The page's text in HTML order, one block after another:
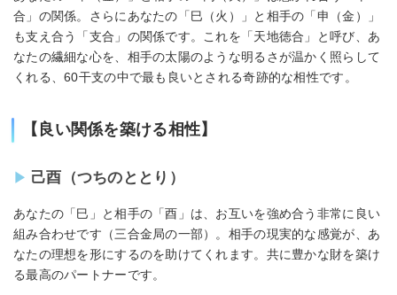
合」の関係。さらにあなたの「巳（火）」と相手の「申（金）」
も支え合う「支合」の関係です。これを「天地徳合」と呼び、あ
なたの繊細な心を、相手の太陽のような明るさが温かく照らして
くれる、60干支の中で最も良いとされる奇跡的な相性です。
【良い関係を築ける相性】
己酉（つちのととり）
あなたの「巳」と相手の「酉」は、お互いを強め合う非常に良い
組み合わせです（三合金局の一部）。相手の現実的な感覚が、あ
なたの理想を形にするのを助けてくれます。共に豊かな財を築け
る最高のパートナーです。